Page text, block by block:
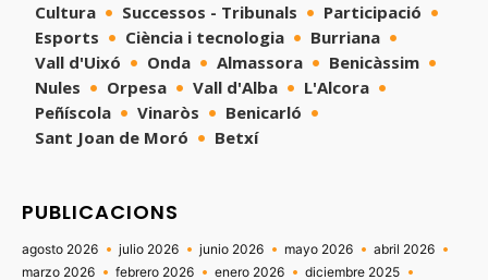
Cultura
Successos - Tribunals
Participació
Esports
Ciència i tecnologia
Burriana
Vall d'Uixó
Onda Almassora
Benicàssim
Nules
Orpesa Vall d'Alba
L'Alcora
Peñíscola
Vinaròs
Benicarló
Sant Joan de Moró
Betxí
PUBLICACIONS
agosto 2026 julio 2026 junio 2026 mayo 2026
abril 2026
marzo 2026
febrero 2026 enero 2026
diciembre 2025